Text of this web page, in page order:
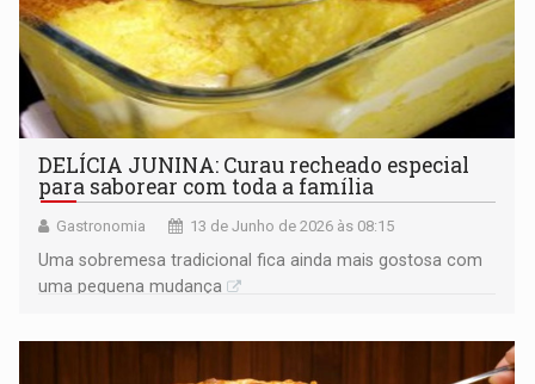
DELÍCIA JUNINA: Curau recheado especial
para saborear com toda a família
Gastronomia 13 de Junho de 2026 às 08:15
Uma sobremesa tradicional fica ainda mais gostosa com
uma pequena mudança